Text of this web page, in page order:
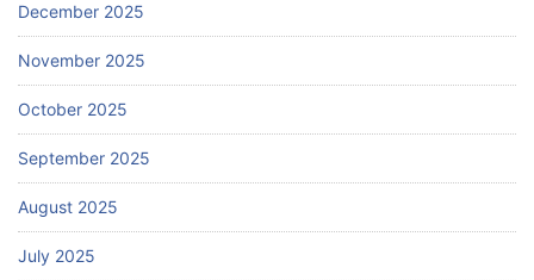
December 2025
November 2025
October 2025
September 2025
August 2025
July 2025